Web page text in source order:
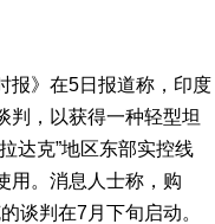
》在5日报道称，印度
判，以获得一种轻型坦
达克”地区东部实控线
用。消息人士称，购
谈判在7月下旬启动。